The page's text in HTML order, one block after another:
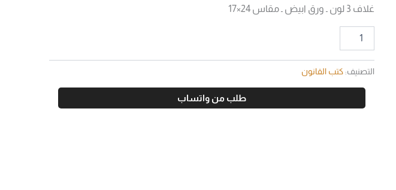
غلاف 3 لون ـ ورق ابيض ـ مقاس 24×17
الأول
الملكية
ذاته
منير
محمد
التصنيف:كتب القانون
طلب من واتساب